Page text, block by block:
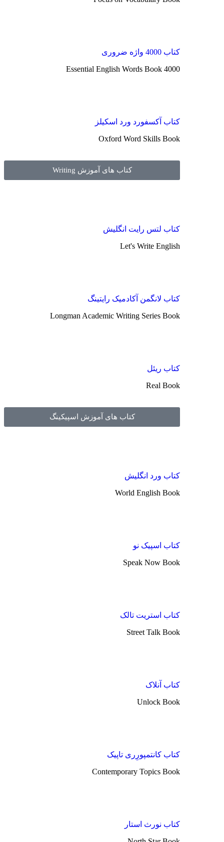
کتاب 4000 واژه ضروری
4000 Essential English Words Book
کتاب آکسفورد ورد اسکیلز
Oxford Word Skills Book
کتاب های آموزش Writing
کتاب لتس رایت انگلیش
Let's Write English
کتاب لانگمن آکادمیک رایتینگ
Longman Academic Writing Series Book
کتاب ریئل
Real Book
کتاب های آموزش اسپیکینگ
کتاب ورد انگلیش
World English Book
کتاب اسپیک نو
Speak Now Book
کتاب استریت تالک
Street Talk Book
کتاب آنلاک
Unlock Book
کتاب کانتمپورِری تاپیک
Contemporary Topics Book
کتاب نورث استار